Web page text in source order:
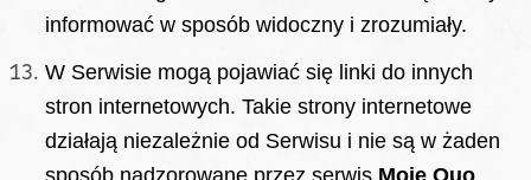
informować w sposób widoczny i zrozumiały.
W Serwisie mogą pojawiać się linki do innych
stron internetowych. Takie strony internetowe
działają niezależnie od Serwisu i nie są w żaden
sposób nadzorowane przez serwis Moje Quo